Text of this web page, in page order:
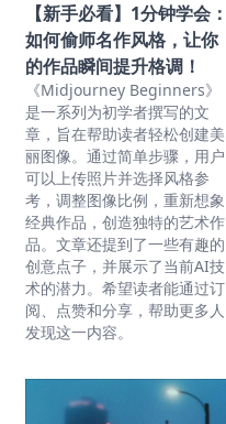
【新手必看】1分钟学会：
如何偷师名作风格，让你
的作品瞬间提升格调！
《Midjourney Beginners》
是一系列为初学者撰写的文
章，旨在帮助读者轻松创建美
丽图像。通过简单步骤，用户
可以上传照片并选择风格参
考，调整图像比例，重新想象
经典作品，创造独特的艺术作
品。文章还提到了一些有趣的
创意点子，并展示了当前AI技
术的潜力。希望读者能通过订
阅、点赞和分享，帮助更多人
发现这一内容。